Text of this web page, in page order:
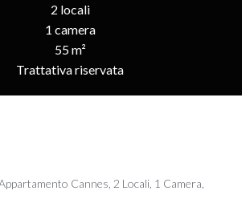
2 locali
1 camera
55 m²
Trattativa riservata
Cannes, 2 Locali, 1 Camera,